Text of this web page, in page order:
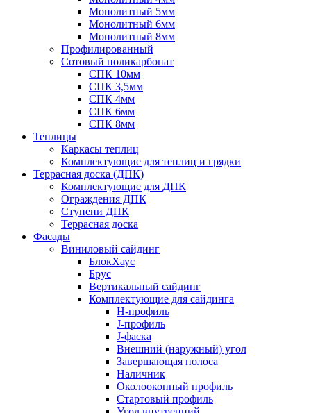
Монолитный 5мм
Монолитный 6мм
Монолитный 8мм
Профилированный
Сотовый поликарбонат
СПК 10мм
СПК 3,5мм
СПК 4мм
СПК 6мм
СПК 8мм
Теплицы
Каркасы теплиц
Комплектующие для теплиц и грядки
Террасная доска (ДПК)
Комплектующие для ДПК
Ограждения ДПК
Ступени ДПК
Террасная доска
Фасады
Виниловый сайдинг
БлокХаус
Брус
Вертикальный сайдинг
Комплектующие для сайдинга
H-профиль
J-профиль
J-фаска
Внешний (наружный) угол
Завершающая полоса
Наличник
Околооконный профиль
Стартовый профиль